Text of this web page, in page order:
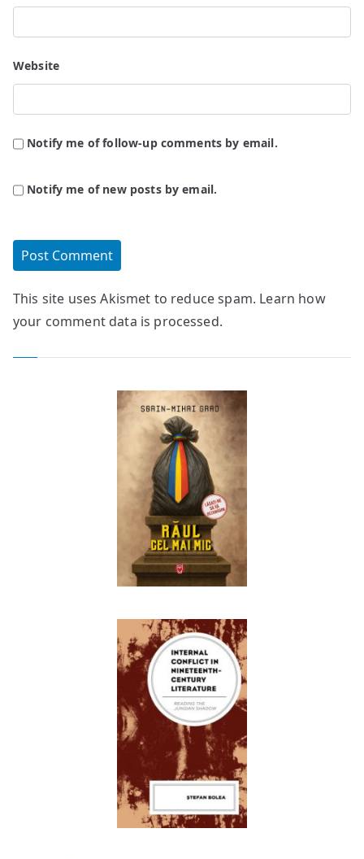
Website
Notify me of follow-up comments by email.
Notify me of new posts by email.
This site uses Akismet to reduce spam. Learn how
your comment data is processed.